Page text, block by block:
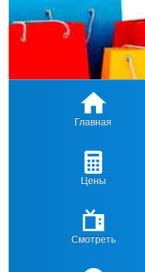
Главная
Цены
Смотреть